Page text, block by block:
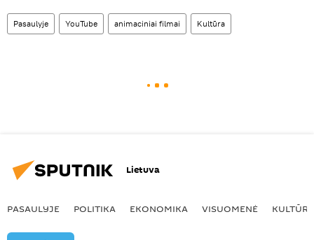
Pasaulyje YouTube animaciniai filmai Kultūra
Lietuva
PASAULYJE POLITIKA EKONOMIKA VISUOMENĖ KULTŪRA